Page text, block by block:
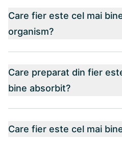
Care fier este cel mai
organism?
Care preparat din fier
bine absorbit?
Care fier este cel mai